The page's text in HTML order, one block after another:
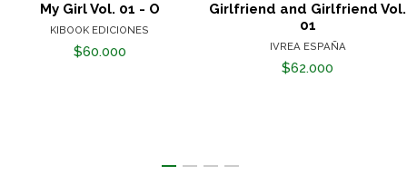
My Girl Vol. 01 - O
KIBOOK EDICIONES
$60.000
Girlfriend and Girlfriend Vol.
01
IVREA ESPAÑA
$62.000